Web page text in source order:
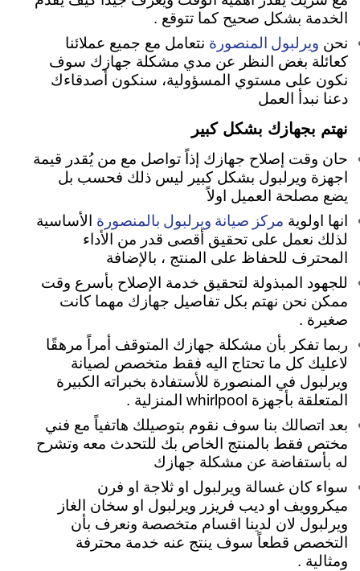
الخدمة بشكل صحيح كما تتوقع .
نحن ويرلبول المنصورة نتعامل مع جميع عملائنا
كعائلة بغض النظر عن مدي مشكلة جهازك سوف
نكون على مستوي المسؤولية، سنكون أصدقاءك
دعنا نبدأ العمل
نهتم بجهازك بشكل كبير
حان وقت إصلاح جهازك إذاً تواصل مع من يُقدر قيمة
اجهزة ويرلبول بشكل كبير ليس ذلك فحسب بل
يضع مصلحة العميل اولاً
انها اولوية مركز صيانة ويرلبول بالمنصورة الأساسية
لذلك نعمل على تحقيق أقصى قدر من الأداء
المحترف للحفاظ على المنتج ، بالإضافة
للجهود المبذولة لتحقيق خدمة الإصلاح بأسرع وقت
ممكن نحن نهتم بكل تفاصيل جهازك مهما كانت
صغيرة .
ربما تفكر بأن مشكلة جهازك المتوقف أمراً مرهقًا
لاعليك كل ما تحتاج اليه فقط متخصص لصيانة
ويرلبول في المنصورة للأستفادة بخبراته الكبيرة
المتعلقة بأجهزة whirlpool المنزلية .
بعد اتصالك بنا سوف نقوم بتوصيلك هاتفياً مع فني
مختص فقط بالمنتج الخاص بك للتحدث معه وتشرح
له بأستفاضة عن مشكلة جهازك
سواء كان غسالة ويرلبول او ثلاجة او فرن
ميكروويف او ديب فريزر ويرلبول او سخان الغاز
ويرلبول لان لدينا اقسام متخصصة ونعرف بأن
التخصص قطعاً سوف ينتج عنه خدمة محترفة
ومثالية .